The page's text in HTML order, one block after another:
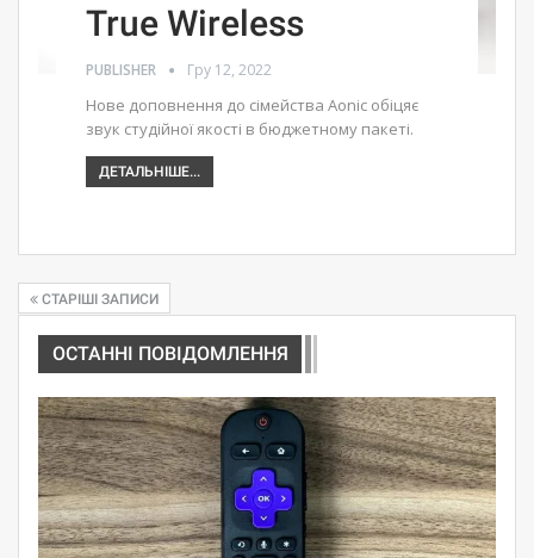
True Wireless
PUBLISHER Гру 12, 2022
Нове доповнення до сімейства Aonic обіцяє
звук студійної якості в бюджетному пакеті.
ДЕТАЛЬНІШЕ...
СТАРІШІ ЗАПИСИ
ОСТАННІ ПОВІДОМЛЕННЯ